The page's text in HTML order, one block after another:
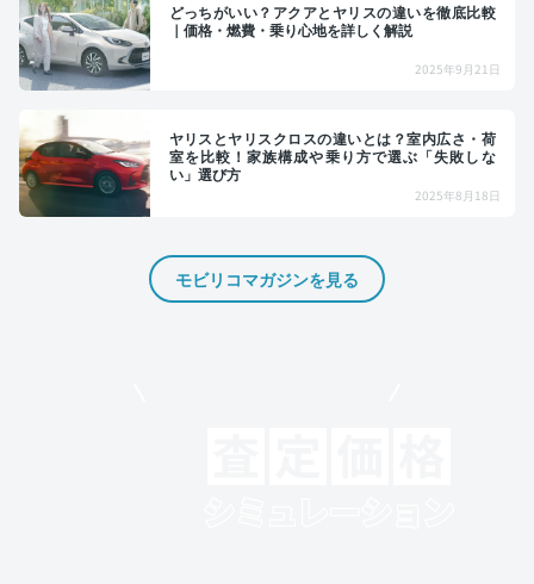
どっちがいい？アクアとヤリスの違いを徹底比較
｜価格・燃費・乗り心地を詳しく解説
2025年9月21日
ヤリスとヤリスクロスの違いとは？室内広さ・荷
室を比較！家族構成や乗り方で選ぶ「失敗しな
い」選び方
2025年8月18日
モビリコマガジンを見る